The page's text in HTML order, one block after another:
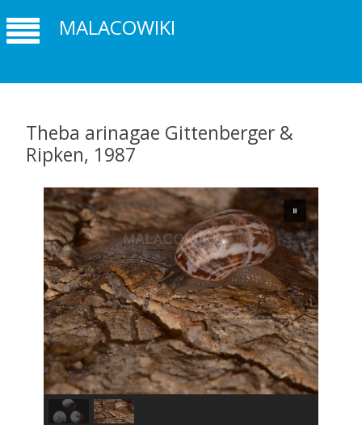
MALACOWIKI
Theba arinagae Gittenberger &
Ripken, 1987